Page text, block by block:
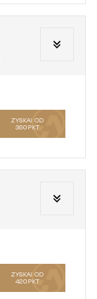
ZYSKAJ OD
360PKT
ZYSKAJ OD
420PKT